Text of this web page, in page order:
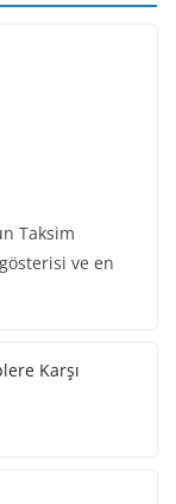
Taksim
ve en
Karşı